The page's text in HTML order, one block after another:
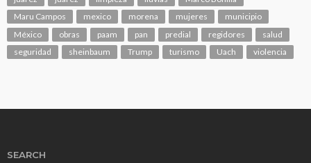
Maru Campos
mexico morena mujeres
municipio
México
obras paam pan predial regidores
salud
seguridad
sheinbaum Trump turismo Uach violencia
SEARCH